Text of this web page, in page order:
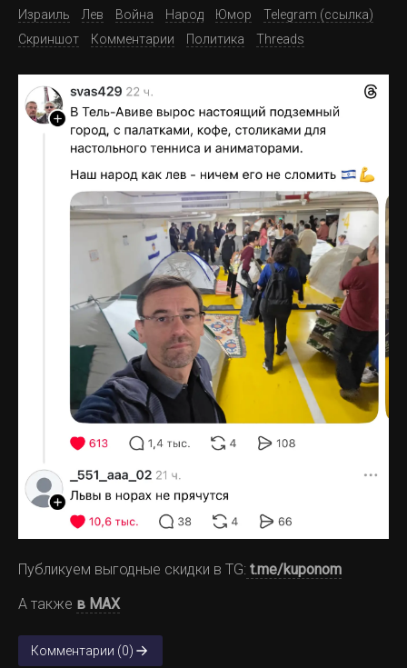
Израиль Лев Война Народ Юмор
Telegram (ссылка)
Скриншот
Комментарии Политика Threads
Публикуем выгодные скидки в TG: t.me/kuponom
А также в MAX
Комментарии (0)